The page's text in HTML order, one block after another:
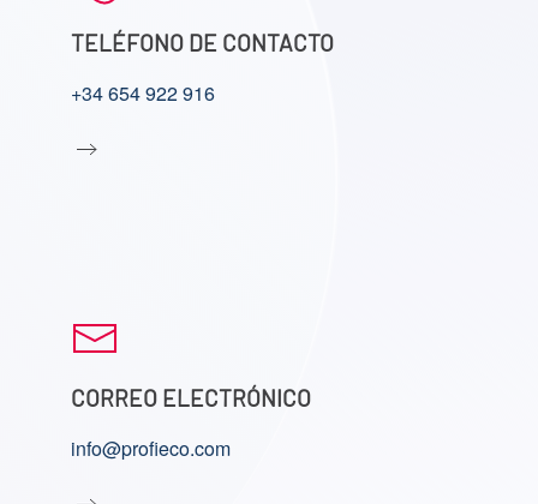
TELÉFONO DE CONTACTO
+34 654 922 916
CORREO ELECTRÓNICO
info@profieco.com